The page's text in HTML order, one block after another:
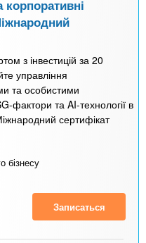
корпоративні
з інвестицій за 20
управління
та особистими
фактори та AI-технології в
сертифікат
бізнесу
Записаться